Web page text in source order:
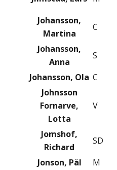
Johansson,
Martina
C
Johansson,
Anna
S
Johansson, Ola C
Johnsson
Fornarve,
Lotta
V
Jomshof,
Richard
SD
Jonson, Pål
M